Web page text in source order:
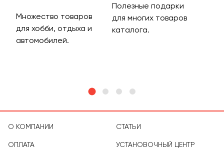
Множество товаров
для хобби, отдыха и
автомобилей.
Полезные подарки
для многих товаров
каталога.
О КОМПАНИИ
ОПЛАТА
СТАТЬИ
УСТАНОВОЧНЫЙ ЦЕНТР